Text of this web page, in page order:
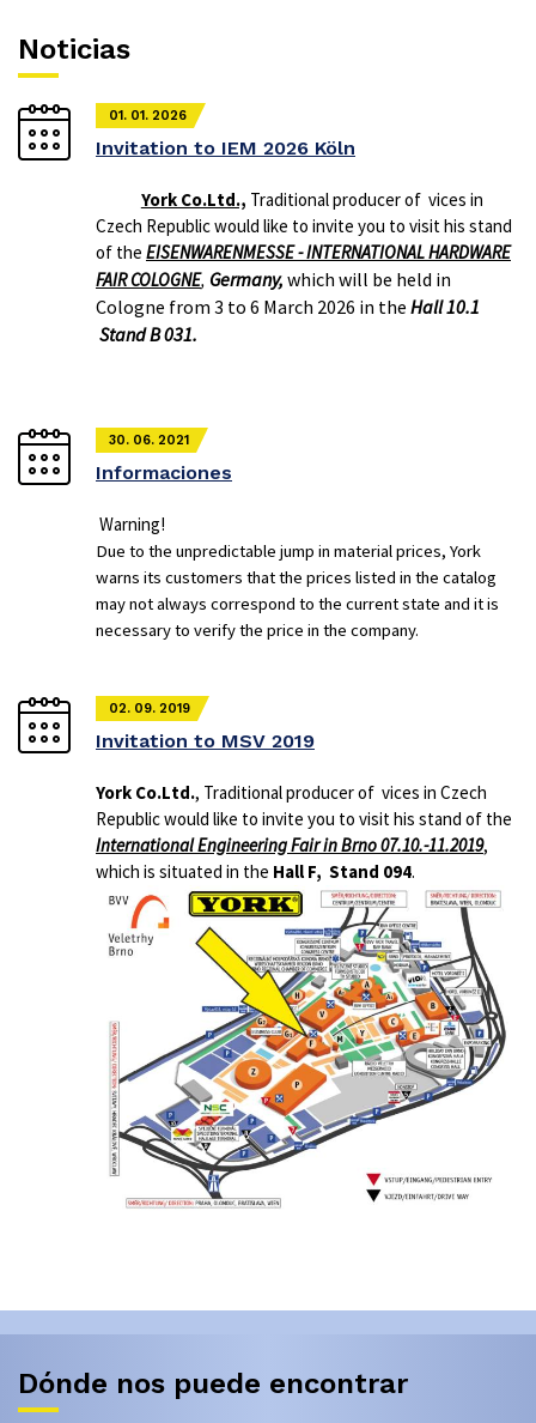
Noticias
01. 01. 2026
Invitation to IEM 2026 Köln
York Co.Ltd., Traditional producer of vices in
Czech Republic would like to invite you to visit his stand
of the EISENWARENMESSE - INTERNATIONAL HARDWARE
FAIR COLOGNE, Germany, which will be held in
Cologne from 3 to 6 March 2026 in the Hall 10.1
Stand B 031.
30. 06. 2021
Informaciones
Warning!
Due to the unpredictable jump in material prices, York
warns its customers that the prices listed in the catalog
may not always correspond to the current state and it is
necessary to verify the price in the company.
02. 09. 2019
Invitation to MSV 2019
York Co.Ltd., Traditional producer of vices in Czech
Republic would like to invite you to visit his stand of the
International Engineering Fair in Brno 07.10.-11.2019,
which is situated in the Hall F, Stand 094.
Dónde nos puede encontrar